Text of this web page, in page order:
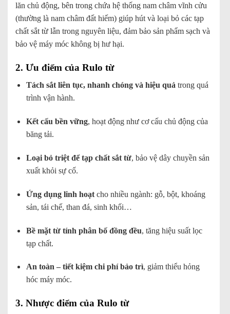
lăn chủ động, bên trong chứa hệ thống nam châm vĩnh cửu
(thường là nam châm đất hiếm) giúp hút và loại bỏ các tạp
chất sắt từ lẫn trong nguyên liệu, đảm bảo sản phẩm sạch và
bảo vệ máy móc không bị hư hại.
2. Ưu điểm của Rulo từ
Tách sắt liên tục, nhanh chóng và hiệu quả trong quá
trình vận hành.
Kết cấu bền vững, hoạt động như cơ cấu chủ động của
băng tải.
Loại bỏ triệt để tạp chất sắt từ, bảo vệ dây chuyền sản
xuất khỏi sự cố.
Ứng dụng linh hoạtcho nhiều ngành: gỗ, bột, khoáng
sản, tái chế, than đá, sinh khối…
Bề mặt từ tính phân bố đồng đều, tăng hiệu suất lọc
tạp chất.
An toàn – tiết kiệm chi phí bảo trì, giảm thiểu hỏng
hóc máy móc.
3. Nhược điểm của Rulo từ